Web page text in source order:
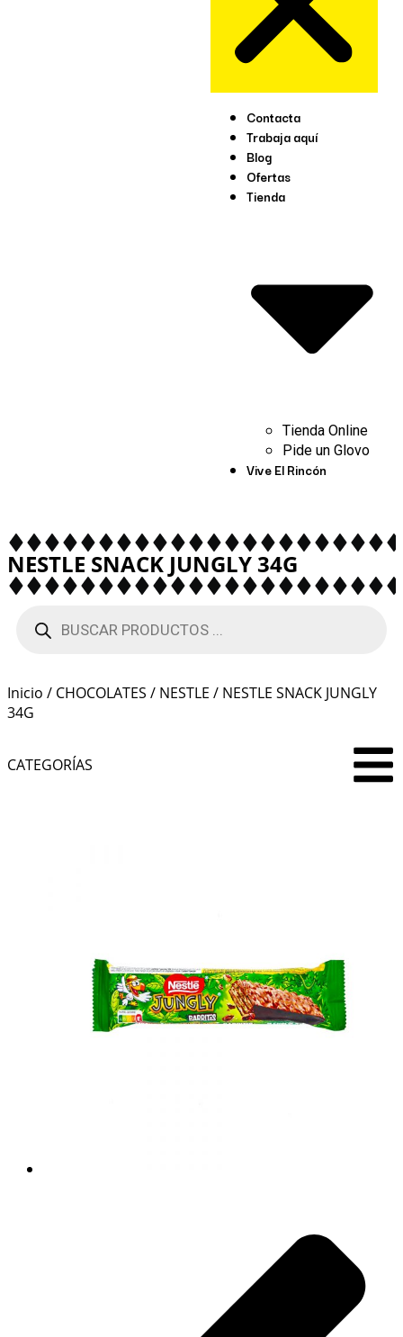
Contacta
Trabaja aquí
Blog
Ofertas
Tienda
Tienda Online
Pide un Glovo
Vive El Rincón
NESTLE SNACK JUNGLY 34G
Inicio / CHOCOLATES / NESTLE / NESTLE SNACK JUNGLY
34G
CATEGORÍAS